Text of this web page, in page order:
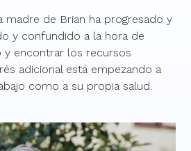
madre de Brian ha progresado y
y confundido a la hora de
y encontrar los recursos
adicional está empezando a
como a su propia salud.